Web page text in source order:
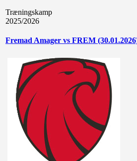
Træningskamp
2025/2026
Fremad Amager vs FREM